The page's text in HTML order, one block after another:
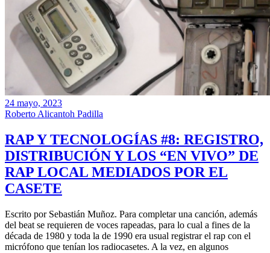
24 mayo, 2023
Roberto Alicantoh Padilla
RAP Y TECNOLOGÍAS #8: REGISTRO,
DISTRIBUCIÓN Y LOS “EN VIVO” DE
RAP LOCAL MEDIADOS POR EL
CASETE
Escrito por Sebastián Muñoz. Para completar una canción, además
del beat se requieren de voces rapeadas, para lo cual a fines de la
década de 1980 y toda la de 1990 era usual registrar el rap con el
micrófono que tenían los radiocasetes. A la vez, en algunos